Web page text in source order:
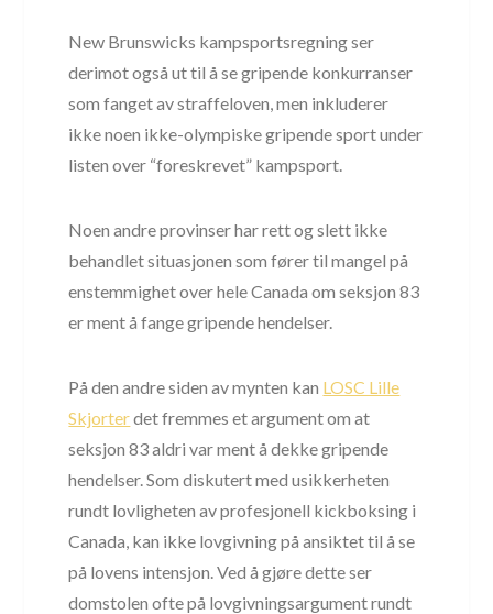
New Brunswicks kampsportsregning ser
derimot også ut til å se gripende konkurranser
som fanget av straffeloven, men inkluderer
ikke noen ikke-olympiske gripende sport under
listen over “foreskrevet” kampsport.
Noen andre provinser har rett og slett ikke
behandlet situasjonen som fører til mangel på
enstemmighet over hele Canada om seksjon 83
er ment å fange gripende hendelser.
På den andre siden av mynten kan LOSC Lille
Skjorterdet fremmes et argument om at
seksjon 83 aldri var ment å dekke gripende
hendelser. Som diskutert med usikkerheten
rundt lovligheten av profesjonell kickboksing i
Canada, kan ikke lovgivning på ansiktet til å se
på lovens intensjon. Ved å gjøre dette ser
domstolen ofte på lovgivningsargument rundt